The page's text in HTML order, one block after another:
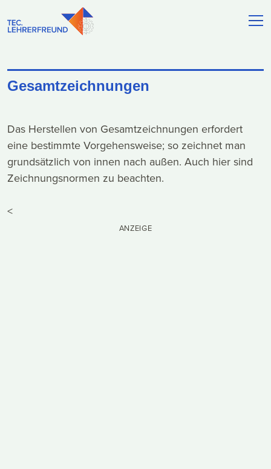
Gesamtzeichnungen
Das Herstellen von Gesamtzeichnungen erfordert
eine bestimmte Vorgehensweise; so zeichnet man
grundsätzlich von innen nach außen. Auch hier sind
Zeichnungsnormen zu beachten.
<
ANZEIGE